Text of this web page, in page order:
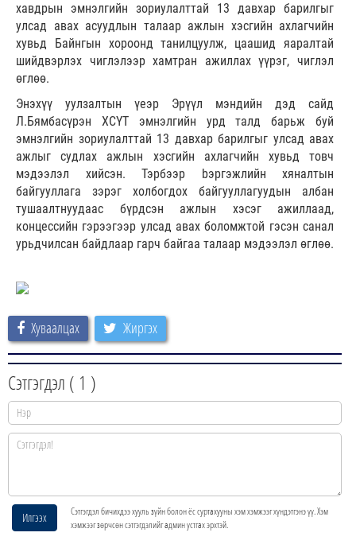
хавдрын эмнэлгийн зориулалттай 13 давхар барилгыг
улсад авах асуудлын талаар ажлын хэсгийн ахлагчийн
хувьд Байнгын хороонд танилцуулж, цаашид яаралтай
шийдвэрлэх чиглэлээр хамтран ажиллах үүрэг, чиглэл
өглөө.
Энэхүү уулзалтын үеэр Эрүүл мэндийн дэд сайд
Л.Бямбасүрэн ХСҮТ эмнэлгийн урд талд барьж буй
эмнэлгийн зориулалттай 13 давхар барилгыг улсад авах
ажлыг судлах ажлын хэсгийн ахлагчийн хувьд товч
мэдээлэл хийсэн. Тэрбээр bэргэжлийн хяналтын
байгууллага зэрэг холбогдох байгууллагуудын албан
тушаалтнуудаас бүрдсэн ажлын хэсэг ажиллаад,
концессийн гэрээгээр улсад авах боломжтой гэсэн санал
урьдчилсан байдлаар гарч байгаа талаар мэдээлэл өглөө.
Хуваалцах Жиргэх
Сэтгэгдэл ( 1 )
Илгээх
Сэтгэгдэл бичихдээ хууль зүйн болон ёс суртахууны хэм хэмжээг хүндэтгэнэ үү. Хэм
хэмжээг зөрчсөн сэтгэгдэлийг админ устгах эрхтэй.